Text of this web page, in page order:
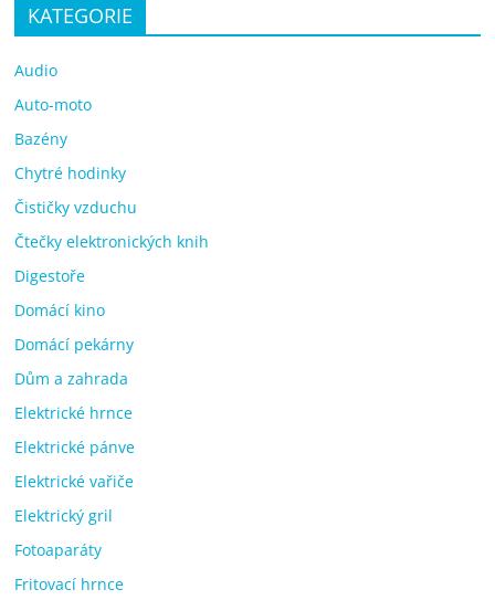
KATEGORIE
Audio
Auto-moto
Bazény
Chytré hodinky
Čističky vzduchu
Čtečky elektronických knih
Digestoře
Domácí kino
Domácí pekárny
Dům a zahrada
Elektrické hrnce
Elektrické pánve
Elektrické vařiče
Elektrický gril
Fotoaparáty
Fritovací hrnce